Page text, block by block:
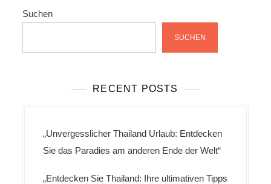
Suchen
SUCHEN
RECENT POSTS
„Unvergesslicher Thailand Urlaub: Entdecken
Sie das Paradies am anderen Ende der Welt“
„Entdecken Sie Thailand: Ihre ultimativen Tipps